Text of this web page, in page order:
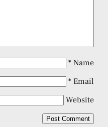
Name
*
Email
*
Website